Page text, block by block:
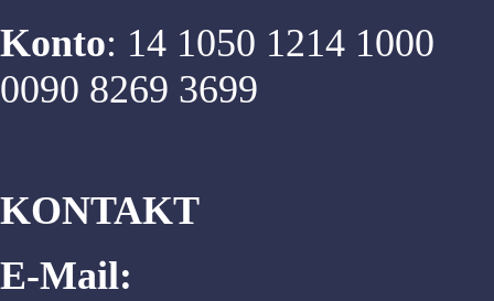
Konto: 14 1050 1214 1000
0090 8269 3699
KONTAKT
E-Mail: